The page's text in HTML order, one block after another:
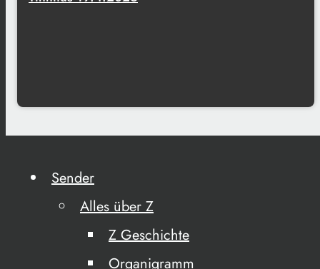
Sender
Alles über Z
Z Geschichte
Organigramm